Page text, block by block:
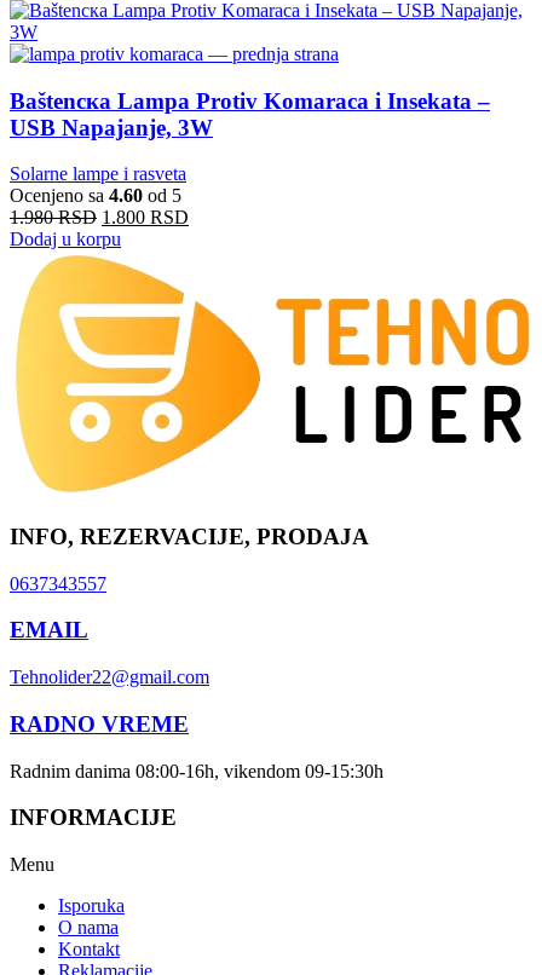
Baštenска Lampa Protiv Komaraca i Insekata –
USB Napajanje, 3W
Solarne lampe i rasveta
Ocenjeno sa 4.60 od 5
1.980RSD 1.800 RSD
Dodaj u korpu
INFO, REZERVACIJE, PRODAJA
0637343557
EMAIL
Tehnolider22@gmail.com
RADNO VREME
Radnim danima 08:00-16h, vikendom 09-15:30h
INFORMACIJE
Menu
Isporuka
O nama
Kontakt
Reklamacije